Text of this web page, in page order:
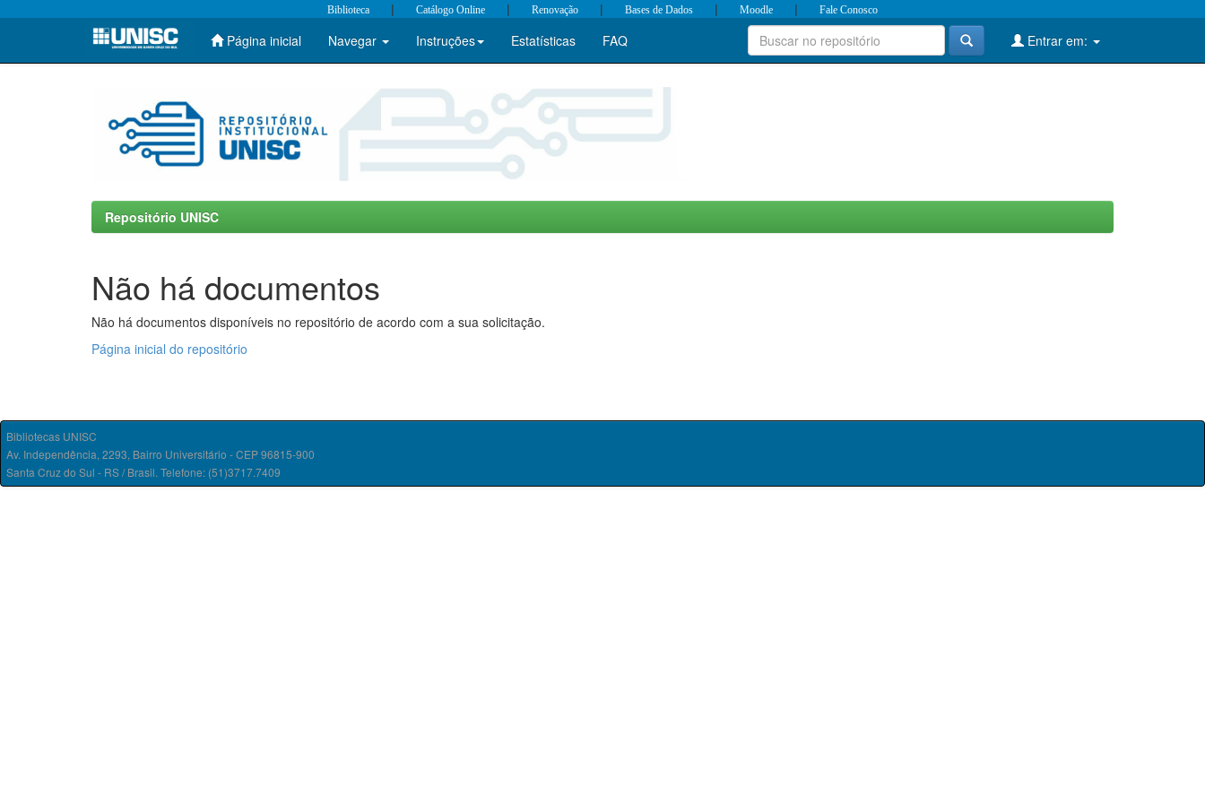
Skip
Biblioteca | Catálogo Online | Renovação | Bases de Dados | Moodle | Fale Conosco
Página inicial Navegar Instruções Estatísticas FAQ Entrar em:
Repositório UNISC
Não há documentos
Não há documentos disponíveis no repositório de acordo com a sua solicitação.
Página inicial do repositório
Bibliotecas UNISC
Av. Independência, 2293, Bairro Universitário - CEP 96815-900
Santa Cruz do Sul - RS / Brasil. Telefone: (51)3717.7409